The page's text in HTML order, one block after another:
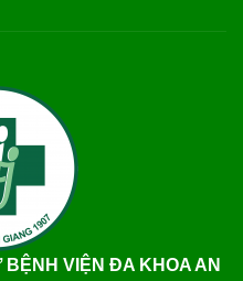
VIỆN ĐA KHOA AN